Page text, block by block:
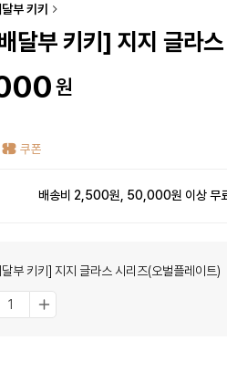
부 키키
달부 키키] 지지 글라
원
쿠폰
배송비 2,500원, 50,000원 이상 무
부 키키] 지지 글라스 시리즈(오벌플레이트)